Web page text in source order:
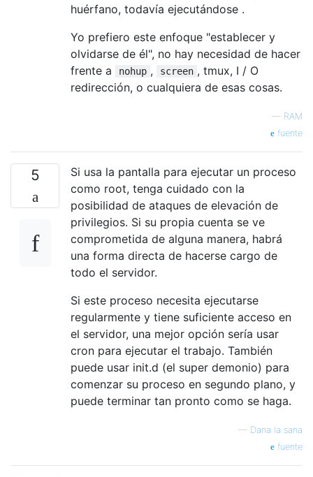
huérfano, todavía ejecutándose .
Yo prefiero este enfoque "establecer y
olvidarse de él", no hay necesidad de hacer
frente a
nohup , screen , tmux, I / O
redirección, o cualquiera de esas cosas.
— RAM
fuente
5
Si usa la pantalla para ejecutar un proceso
como root, tenga cuidado con la
posibilidad de ataques de elevación de
privilegios. Si su propia cuenta se ve
comprometida de alguna manera, habrá
una forma directa de hacerse cargo de
todo el servidor.
Si este proceso necesita ejecutarse
regularmente y tiene suficiente acceso en
el servidor, una mejor opción sería usar
cron para ejecutar el trabajo. También
puede usar init.d (el super demonio) para
comenzar su proceso en segundo plano, y
puede terminar tan pronto como se haga.
— Dana la sana
fuente